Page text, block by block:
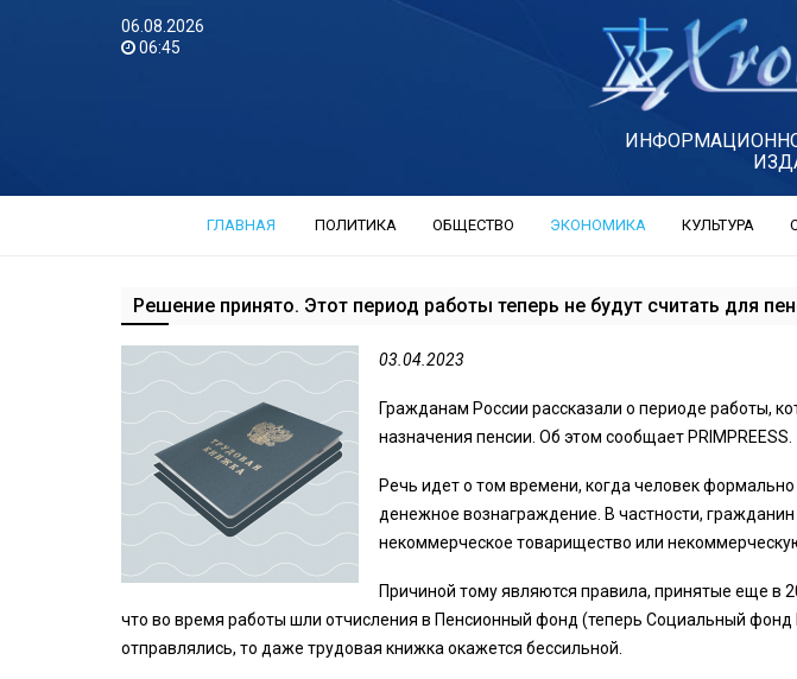
06.08.2026
06:45
ГЛАВНАЯ ПОЛИТИКА ОБЩЕСТВО ЭКОНОМИКА КУЛЬТУРА
Решение принято. Этот период работы теперь не будут считать для
03.04.2023
Гражданам России рассказали о периоде работы,
назначения пенсии. Об этом сообщает PRIMPREESS.
Речь идет о том времени, когда человек формально
денежное вознаграждение. В частности,
некоммерческое товарищество или
Причиной тому являются правила, принятые еще в
что во время работы шли отчисления в Пенсионный фонд (теперь Социальный фонд
отправлялись, то даже трудовая книжка окажется бессильной.